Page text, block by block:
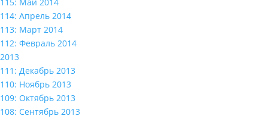
114: Апрель 2014
113: Март 2014
112: Февраль 2014
2013
111: Декабрь 2013
110: Ноябрь 2013
109: Октябрь 2013
108: Сентябрь 2013